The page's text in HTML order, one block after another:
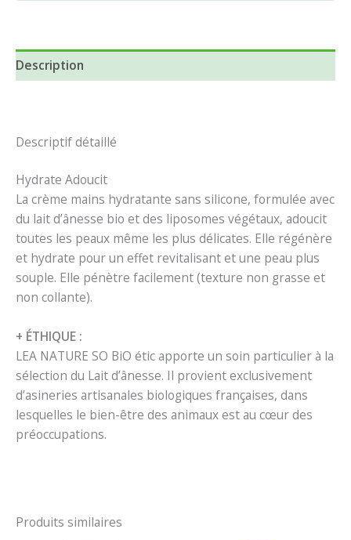
Description
Descriptif détaillé
Hydrate Adoucit
La crème mains hydratante sans silicone, formulée avec
du lait d’ânesse bio et des liposomes végétaux, adoucit
toutes les peaux même les plus délicates. Elle régénère
et hydrate pour un effet revitalisant et une peau plus
souple. Elle pénètre facilement (texture non grasse et
non collante).
+ ÉTHIQUE :
LEA NATURE SO BiO étic apporte un soin particulier à la
sélection du Lait d’ânesse. Il provient exclusivement
d’asineries artisanales biologiques françaises, dans
lesquelles le bien-être des animaux est au cœur des
préoccupations.
Produits similaires